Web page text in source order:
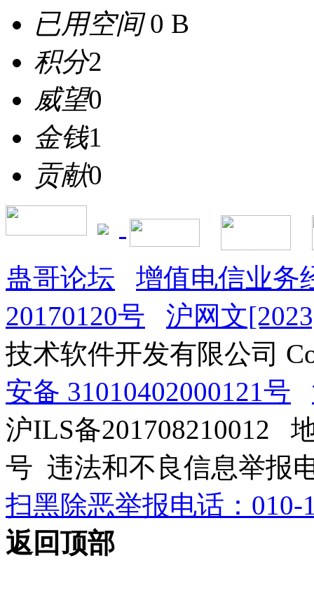
已用空间0 B
积分2
威望0
金钱1
贡献0
蛊哥论坛
增值电信业务
20170120号
沪网文
技术软件开发有限公司
安备 31010402000121号
沪ILS备201708210012
号 违法和不良信息举报
扫黑除恶举报电话：010-
返回顶部